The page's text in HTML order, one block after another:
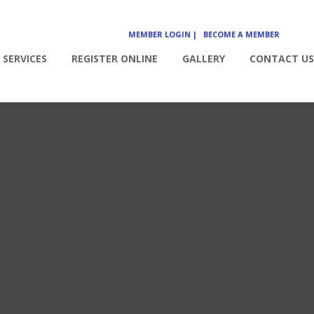
SERVICES REGISTER ONLINE GALLERY CONTACT US
MEMBER LOGIN | BECOME A MEMBER